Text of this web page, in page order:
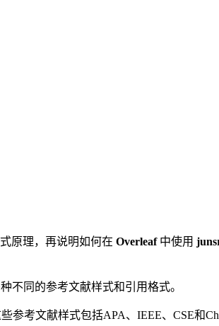
原理，再说明如何在 Overleaf中使用
不同的参考文献样式和引用格式。
参考文献样式包括APA、IEEE、CSE和